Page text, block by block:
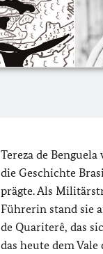
Tereza de
die Geschichte
prägte. Als
Führerin stand sie
de Quariterê, das
das heute dem